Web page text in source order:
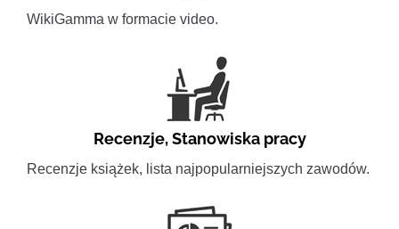
WikiGamma w formacie video.
Recenzje,Stanowiska pracy
Recenzje książek, lista najpopularniejszych zawodów.